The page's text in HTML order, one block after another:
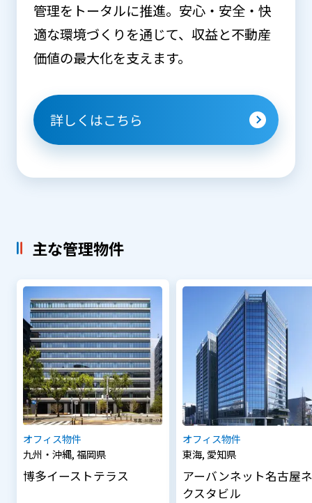
管理をトータルに推進。安心・安全・快
適な環境づくりを通じて、収益と不動産
価値の最大化を支えます。
詳しくはこちら
主な管理物件
オフィス物件
九州・沖縄, 福岡県
博多イーストテラス
オフィス物件
東海, 愛知県
アーバンネット名古屋
クスタビル